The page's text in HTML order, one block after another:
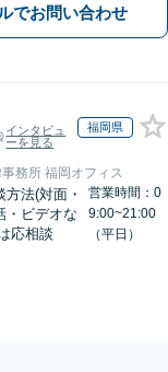
でお問い合わせ
インタビュ
ーを見る
福岡県
務所 福岡オフィス
方法(対面・
・ビデオな
応相談
営業時間：0
9:00~21:00
（平日）